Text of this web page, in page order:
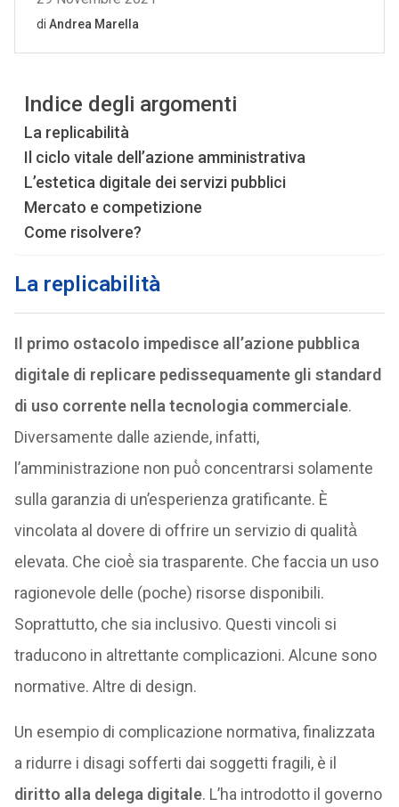
Indice degli argomenti
La replicabilità
Il ciclo vitale dell’azione amministrativa
L’estetica digitale dei servizi pubblici
Mercato e competizione
Come risolvere?
La replicabilità
Il primo ostacolo impedisce all’azione pubblica
digitale di replicare pedissequamente gli standard
di uso corrente nella tecnologia commerciale.
Diversamente dalle aziende, infatti,
l’amministrazione non può̀ concentrarsi solamente
sulla garanzia di un’esperienza gratificante. È
vincolata al dovere di offrire un servizio di qualità̀
elevata. Che cioè̀ sia trasparente. Che faccia un uso
ragionevole delle (poche) risorse disponibili.
Soprattutto, che sia inclusivo. Questi vincoli si
traducono in altrettante complicazioni. Alcune sono
normative. Altre di design.
Un esempio di complicazione normativa, finalizzata
a ridurre i disagi sofferti dai soggetti fragili, è il
diritto alla delega digitale. L’ha introdotto il governo